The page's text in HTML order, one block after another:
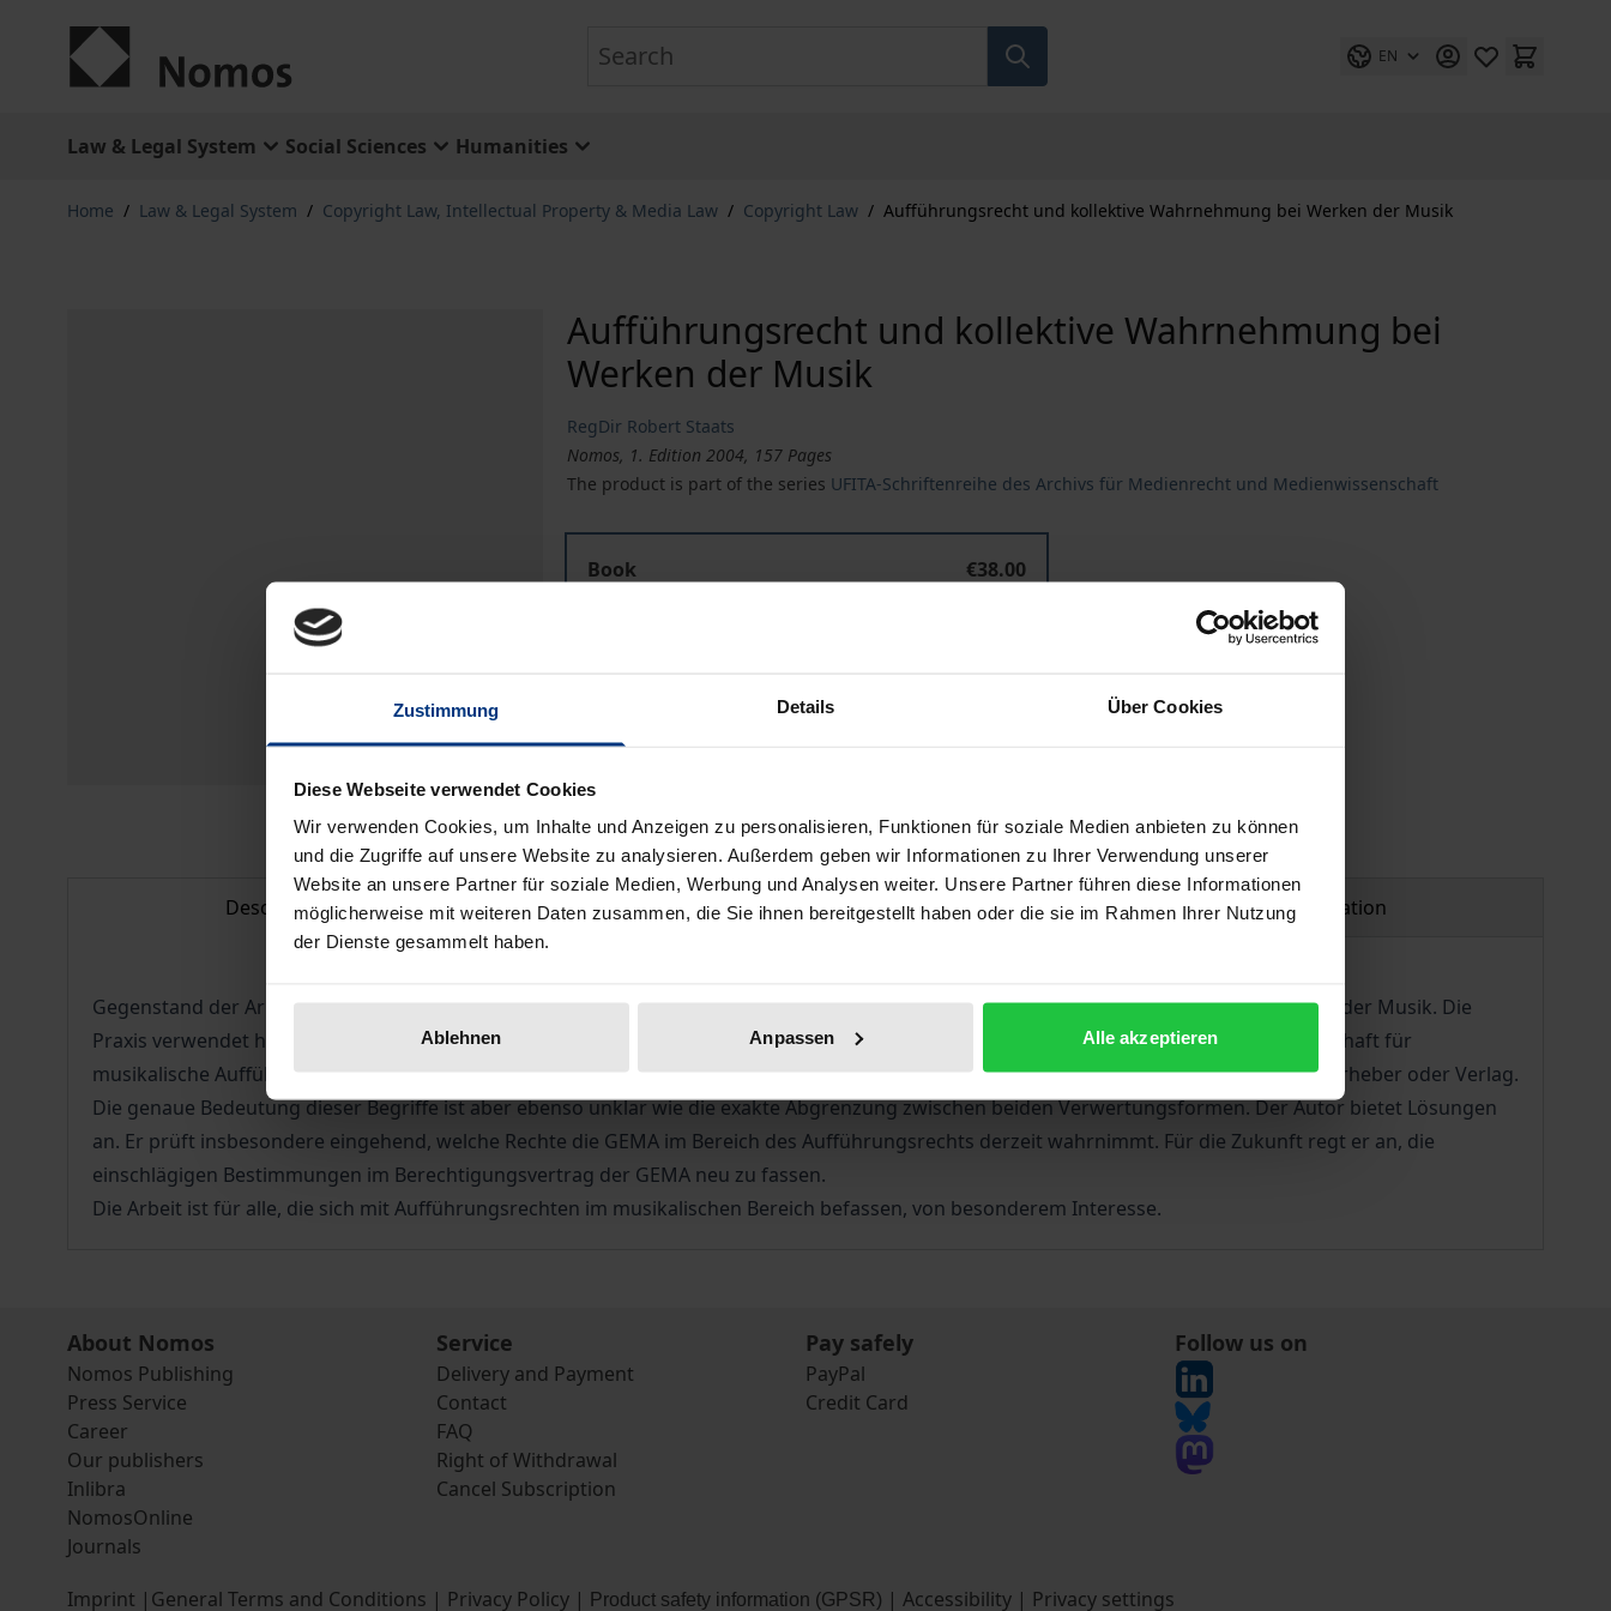
Zustimmung Details Über Cookies
Diese Webseite verwendet Cookies
Wir verwenden Cookies, um Inhalte und Anzeigen zu personalisieren, Funktionen für soziale Medien anbieten zu können
und die Zugriffe auf unsere Website zu analysieren. Außerdem geben wir Informationen zu Ihrer Verwendung unserer
Website an unsere Partner für soziale Medien, Werbung und Analysen weiter. Unsere Partner führen diese Informationen
möglicherweise mit weiteren Daten zusammen, die Sie ihnen bereitgestellt haben oder die sie im Rahmen Ihrer Nutzung
der Dienste gesammelt haben.
Ablehnen Anpassen Alle akzeptieren
EN
Law & Legal System Social Sciences Humanities
Home / Law & Legal System / Copyright Law, Intellectual Property & Media Law / Copyright Law / Aufführungsrecht und kollektive Wahrnehmung bei Werken der Musik
Aufführungsrecht und kollektive Wahrnehmung bei
Werken der Musik
RegDir Robert Staats
Nomos, 1. Edition 2004, 157 Pages
The product is part of the series UFITA-Schriftenreihe des Archivs für Medienrecht und Medienwissenschaft
Book
€38.00
Add to Cart
Delivery cost notice
Description Bibliographical data Product safety information
Gegenstand der Arbeit ist die Abgrenzung zwischen der kollektiven und der individuellen Verwertung des Aufführungsrechts bei Werken der Musik. Die
Praxis verwendet hier die Begriffe »kleines« und »großes« Recht. »Kleines« Recht steht für die kollektive Wahrnehmung durch die Gesellschaft für
musikalische Aufführungs- und mechanische Vervielfältigungsrechte (GEMA) und »großes« Recht für die individuelle Verwertung durch Urheber oder Verlag.
Die genaue Bedeutung dieser Begriffe ist aber ebenso unklar wie die exakte Abgrenzung zwischen beiden Verwertungsformen. Der Autor bietet Lösungen
an. Er prüft insbesondere eingehend, welche Rechte die GEMA im Bereich des Aufführungsrechts derzeit wahrnimmt. Für die Zukunft regt er an, die
einschlägigen Bestimmungen im Berechtigungsvertrag der GEMA neu zu fassen.
Die Arbeit ist für alle, die sich mit Aufführungsrechten im musikalischen Bereich befassen, von besonderem Interesse.
About Nomos
Nomos Publishing
Press Service
Career
Our publishers
Inlibra
NomosOnline
Journals
Service
Delivery and Payment
Contact
FAQ
Right of Withdrawal
Cancel Subscription
Pay safely
PayPal
Credit Card
Follow us on
Imprint | General Terms and Conditions | Privacy Policy | Product safety information (GPSR) | Accessibility | Privacy settings